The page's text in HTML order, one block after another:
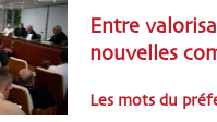
Entre
nouvelles
Les mots du